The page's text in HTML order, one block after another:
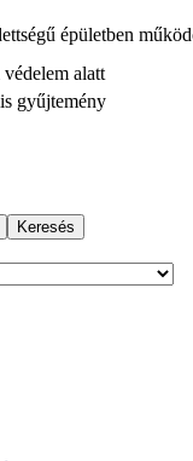
épületben
alatt
gyűjtemény